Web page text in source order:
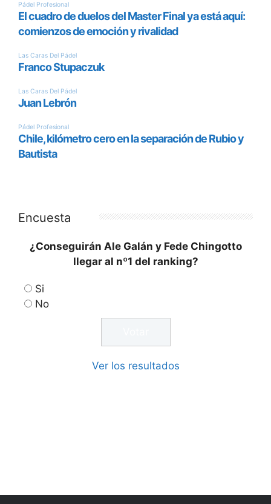
Encuesta
¿Conseguirán Ale Galán y Fede Chingotto
llegar al nº1 del ranking?
Si
No
Ver los resultados